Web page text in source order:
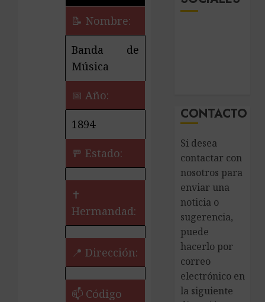
📝 Nombre:
Banda de
Música
📅 Año:
1894
🚥 Estado:
✝️
Hermandad:
📍 Dirección:
📫 Código
CONTACTO
Si desea
contactar con
nosotros para
enviar una
noticia o
sugerencia,
puede
hacerlo por
correo
electrónico en
la siguiente